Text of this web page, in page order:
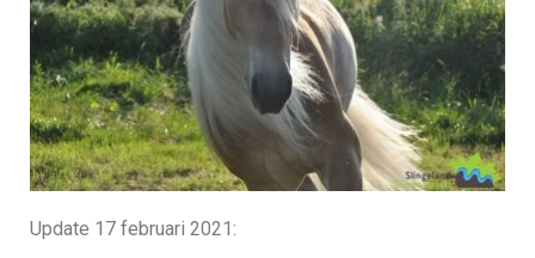
Update 17 februari 2021: